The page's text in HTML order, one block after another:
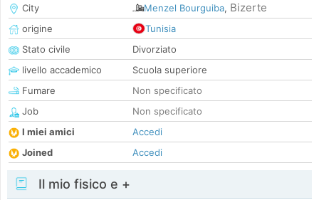
City
Menzel Bourguiba, Bizerte
origine
Tunisia
Stato civile
Divorziato
livello accademico
Scuola superiore
Fumare
Non specificato
Job
Non specificato
I miei amici
Accedi
Joined
Accedi
Il mio fisico e +